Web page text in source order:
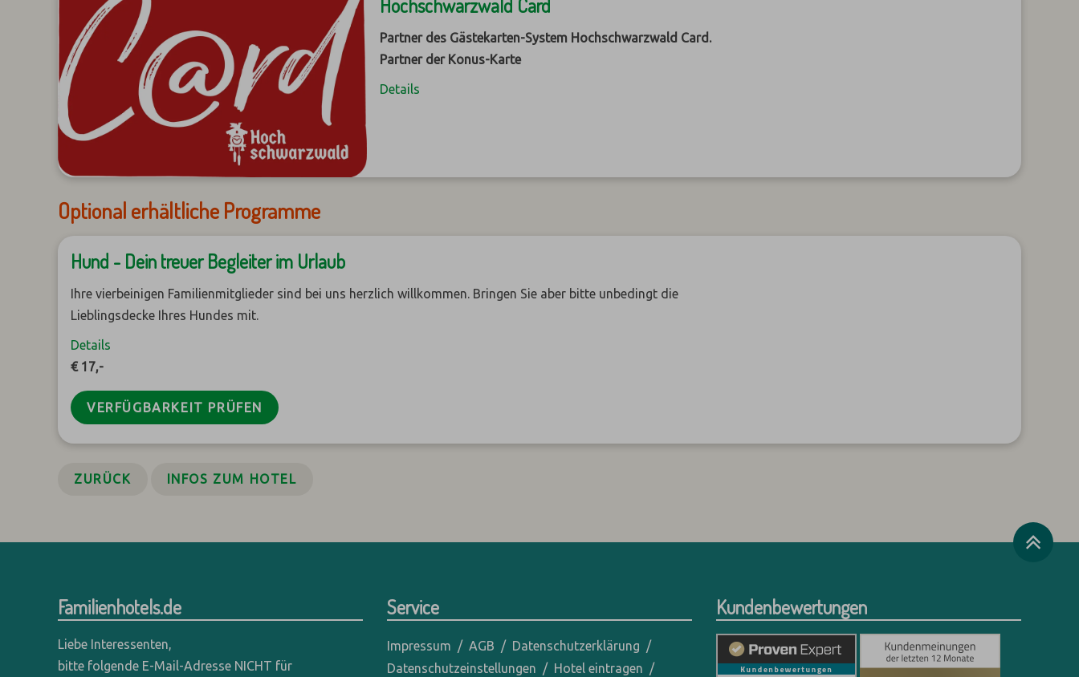
Hochschwarzwald Card
Partner des Gästekarten-System Hochschwarzwald Card.
Partner der Konus-Karte
Details
Optional erhältliche Programme
Hund - Dein treuer Begleiter im Urlaub
Ihre vierbeinigen Familienmitglieder sind bei uns herzlich willkommen. Bringen Sie aber bitte unbedingt die
Lieblingsdecke Ihres Hundes mit.
Details
€ 17,-
VERFÜGBARKEIT PRÜFEN
ZURÜCK INFOS ZUM HOTEL
Familienhotels.de
Liebe Interessenten,
bitte folgende E-Mail-Adresse NICHT für
Service
Impressum AGB
Datenschutzerklärung
Datenschutzeinstellungen
Hotel eintragen
Kundenbewertungen